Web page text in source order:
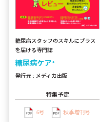
糖尿病スタッフのスキルにプラス
を届ける専門誌
糖尿病ケア⁺
発行元 : メディカ出版
特集予定
6号 秋季増刊号